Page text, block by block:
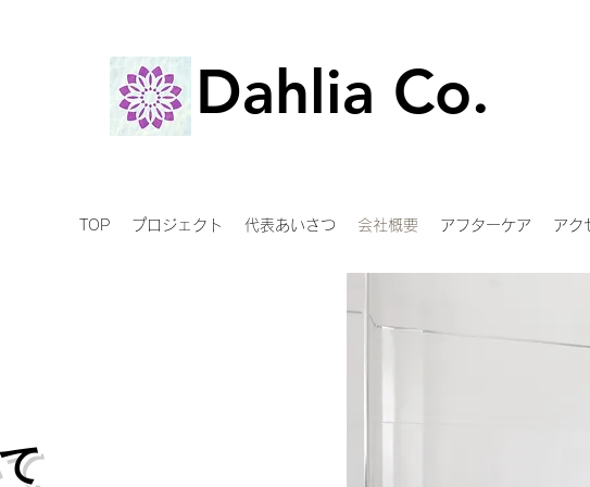
Dahlia Co.
Dahlia Co.
TOP プロジェクト 代表あいさつ 会社概要 アフターケア アク